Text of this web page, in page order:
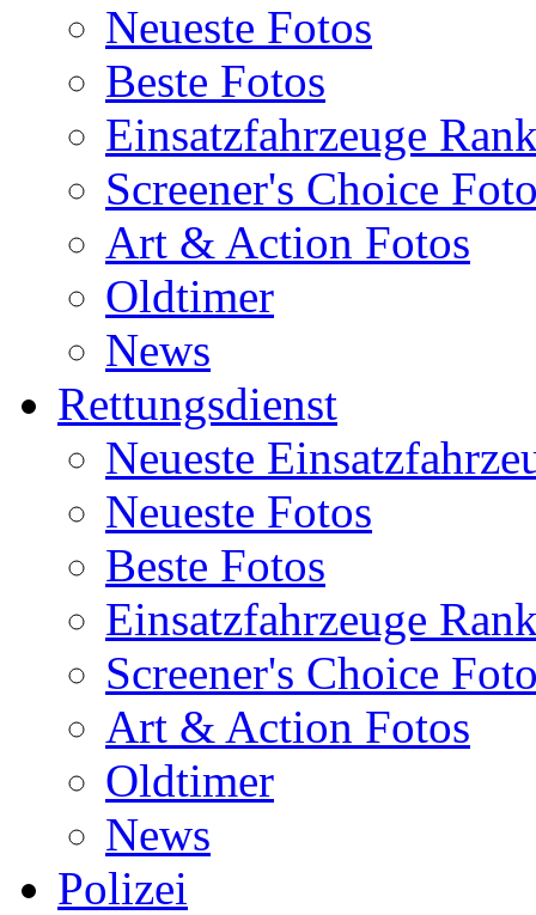
Neueste Fotos
Beste Fotos
Einsatzfahrzeuge
Screener's Choice
Art & Action Fotos
Oldtimer
News
Rettungsdienst
Neueste
Neueste Fotos
Beste Fotos
Einsatzfahrzeuge
Screener's Choice
Art & Action Fotos
Oldtimer
News
Polizei